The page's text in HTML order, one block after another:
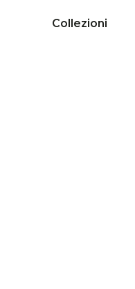
Collezioni